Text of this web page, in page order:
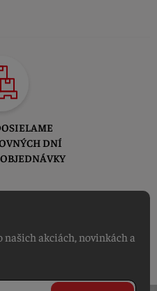
DNÍ
našich akciách, novinkách a